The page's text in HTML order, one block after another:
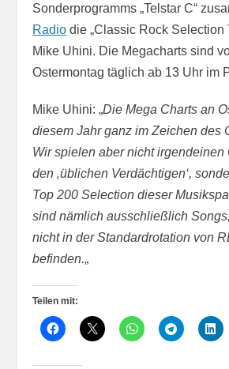
Sonderprogramms „Telstar C“
Radio die „Classic Rock Selection
Mike Uhini. Die Megacharts sind
Ostermontag täglich ab 13 Uhr im
Mike Uhini: „Die Mega Charts an
diesem Jahr ganz im Zeichen des
Wir spielen aber nicht irgendeinen
den ‚üblichen Verdächtigen‘,
Top 200 Selection dieser
sind nämlich ausschließlich
nicht in der Standardrotation von
befinden.„
Teilen mit: